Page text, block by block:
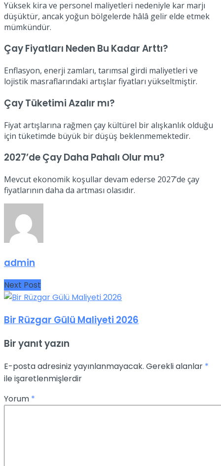
Yüksek kira ve personel maliyetleri nedeniyle kar marjı
düşüktür, ancak yoğun bölgelerde hâlâ gelir elde etmek
mümkündür.
Çay Fiyatları Neden Bu Kadar Arttı?
Enflasyon, enerji zamları, tarımsal girdi maliyetleri ve
lojistik masraflarındaki artışlar fiyatları yükseltmiştir.
Çay Tüketimi Azalır mı?
Fiyat artışlarına rağmen çay kültürel bir alışkanlık olduğu
için tüketimde büyük bir düşüş beklenmemektedir.
2027’de Çay Daha Pahalı Olur mu?
Mevcut ekonomik koşullar devam ederse 2027’de çay
fiyatlarının daha da artması olasıdır.
admin
Next Post
Bir Rüzgar Gülü Maliyeti 2026
Bir yanıt yazın
E-posta adresiniz yayınlanmayacak. Gerekli alanlar *
ile işaretlenmişlerdir
Yorum *